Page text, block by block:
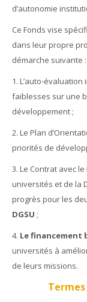
d’autonomie
Ce Fonds vise
dans leur propre
démarche suivante :
1. L’auto-
faiblesses sur une
développement ;
2. Le Plan
priorités de
3. Le Contrat avec
universités et de la
progrès pour les
DGSU ;
4. Le financement
universités à
de leurs missions.
Termes